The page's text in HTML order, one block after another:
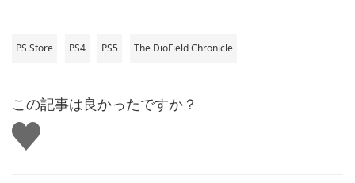
PS Store PS4 PS5 The DioField Chronicle
この記事は良かったですか？
い
い